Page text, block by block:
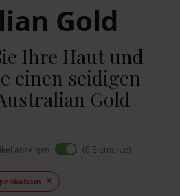
Gold
Ihre Haut und
einen seidigen
Gold
anzeigen 0 Elemente